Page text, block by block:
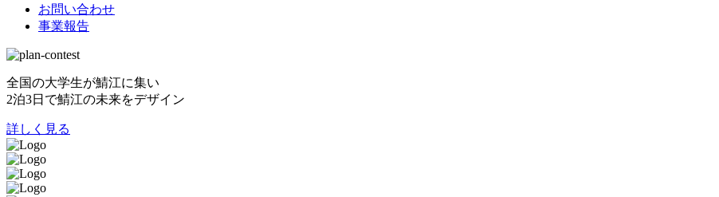
お問い合わせ
事業報告
全国の大学生が鯖江に集い
2泊3日で鯖江の未来をデザイン
詳しく見る